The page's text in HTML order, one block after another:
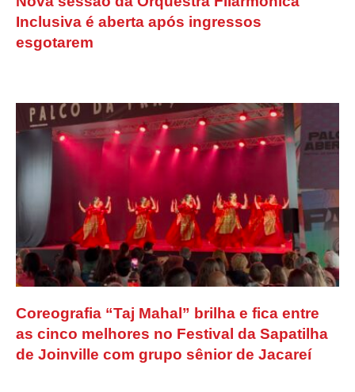
Inclusiva é aberta após ingressos
esgotarem
Coreografia “Taj Mahal” brilha e fica entre
as cinco melhores no Festival da Sapatilha
de Joinville com grupo sênior de Jacareí